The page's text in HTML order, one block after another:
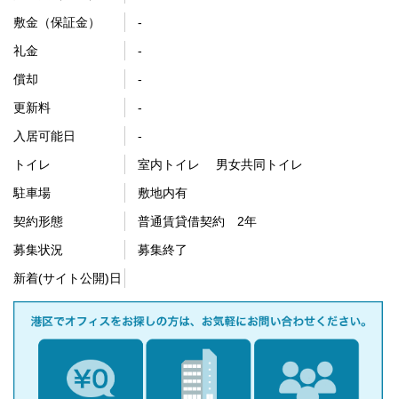
敷金（保証金）
-
礼金
-
償却
-
更新料
-
入居可能日
-
トイレ
室内トイレ 男女共同トイレ
駐車場
敷地内有
契約形態
普通賃貸借契約 2年
募集状況
募集終了
新着(サイト公開)日